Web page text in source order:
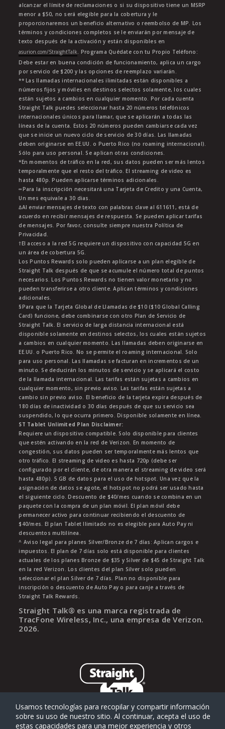
alcanzar el límite de reclamaciones o si su dispositivo tiene un MSRP
menor a $50, no será elegible para la cobertura y le
proporcionaremos un beneficio alternativo o reembolso de MP. Los
términos y condiciones completos se le enviarán por mensaje de
texto después de la activación y están disponibles en
asurion.com/StraightTalk. Programa Quédate con tu Propio Teléfono:
Debe estar en buena condición de funcionamiento, aplica un cargo
por servicio de $200 y las opciones de reemplazo variarán.
** Las llamadas internacionales ilimitadas están disponibles a
números fijos y móviles en destinos selectos solamente, los cuales
están sujetos a cambios en cualquier momento. Por cada cuenta
Straight Talk puedes seleccionar hasta 20 números telefónicos
internacionales únicos para llamar, que se aplicarán a todas las
líneas de la cuenta. Estos 20 números pueden cambiarse cada vez
que se inicie un nuevo ciclo de servicio de 30 días. Las llamadas
deben originarse en EE.UU. o Puerto Rico (no roaming internacional).
Sólo para uso personal. Se aplican otras condiciones.
*En momentos de tráfico en la red, sus datos pueden ser más lentos
temporalmente que el resto del tráfico. El streaming de video es
hasta 480p. Pueden aplicarse términos adicionales.
∞Para la inscripción necesitará una Tarjeta de Credito y una Cuenta,
Un mes equivale a 30 dias.
∆Al enviar mensajes de texto con palabras clave al 611611, está de
acuerdo en recibir mensajes de respuesta. Se pueden aplicar tarifas
de mensajes. Por favor, consulte siempre nuestra Política de
Privacidad.
†El acceso a la red 5G requiere un dispositivo con capacidad 5G en
un área de cobertura 5G.
Los Puntos Rewards solo pueden aplicarse a un plan elegible de
Straight Talk después de que se acumule el número total de puntos
necesarios. Los Puntos Rewards no tienen valor monetario y no
pueden transferirse a otro cliente. Aplican términos y condiciones
adicionales.
§Para que la Tarjeta Global de Llamadas de $10 ($10 Global Calling
Card) funcione, debe combinarse con otro Plan de Servicio de
Straight Talk. El servicio de larga distancia internacional está
disponible solamente en destinos selectos, los cuales están sujetos
a cambios en cualquier momento. Las llamadas deben originarse en
EE.UU. o Puerto Rico. No se permite el roaming internacional. Solo
para uso personal. Las llamadas se facturan en incrementos de un
minuto. Se deducirán los minutos de servicio y se aplicará el costo
de la llamada internacional. Las tarifas están sujetas a cambios en
cualquier momento, sin previo aviso. Las tarifas están sujetas a
cambio sin previo aviso. El beneficio de la tarjeta expira después de
180 días de inactividad o 30 días después de que su servicio sea
suspendido, lo que ocurra primero. Disponible solamente en línea.
ST Tablet Unlimited Plan Disclaimer:
Requiere un dispositivo compatible. Solo disponible para clientes
que estén activando en la red de Verizon. En momento de
congestión, sus datos pueden ser temporalmente más lentos que
otro tráfico. El streaming de video es hasta 720p (debe ser
configurado por el cliente, de otra manera el streaming de video será
hasta 480p). 5 GB de datos para el uso de hotspot. Una vez que la
asignación de datos se agote, el hotspot no podrá ser usado hasta
el siguiente ciclo. Descuento de $40/mes cuando se combina en un
paquete con la compra de un plan móvil. El plan móvil debe
permanecer activo para continuar recibiendo el descuento de
$40/mes. El plan Tablet Ilimitado no es elegible para Auto Pay ni
descuentos multilínea.
^ Aviso legal para planes Silver/Bronze de 7 días: Aplican cargos e
impuestos. El plan de 7 días solo está disponible para clientes
actuales de los planes Bronze de $35 y Silver de $45 de Straight Talk
en la red Verizon. Los clientes del plan Silver solo pueden
seleccionar el plan Silver de 7 días. Plan no disponible para
inscripción o descuento de Auto Pay o para canje a través de
Straight Talk Rewards.
Straight Talk® es una marca registrada de
TracFone Wireless, Inc., una empresa de Verizon.
2026.
Usamos tecnologías para recopilar y compartir información
sobre su uso de nuestro sitio. Al continuar, acepta el uso de
estas capacidades para una mejor experiencia y otros